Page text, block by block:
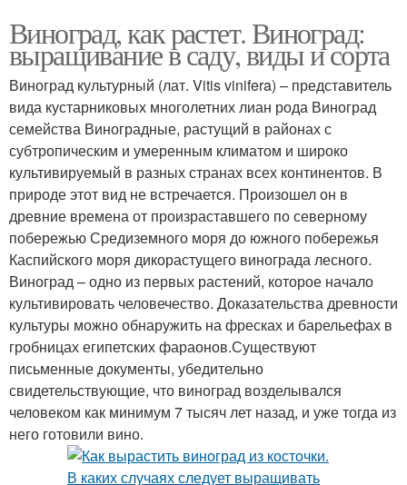
Виноград, как растет. Виноград:
выращивание в саду, виды и сорта
Виноград культурный (лат. Vitis vinifera) – представитель
вида кустарниковых многолетних лиан рода Виноград
семейства Виноградные, растущий в районах с
субтропическим и умеренным климатом и широко
культивируемый в разных странах всех континентов. В
природе этот вид не встречается. Произошел он в
древние времена от произраставшего по северному
побережью Средиземного моря до южного побережья
Каспийского моря дикорастущего винограда лесного.
Виноград – одно из первых растений, которое начало
культивировать человечество. Доказательства древности
культуры можно обнаружить на фресках и барельефах в
гробницах египетских фараонов.Существуют
письменные документы, убедительно
свидетельствующие, что виноград возделывался
человеком как минимум 7 тысяч лет назад, и уже тогда из
него готовили вино.